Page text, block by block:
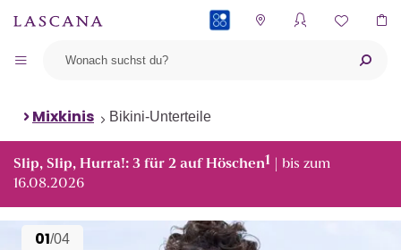
Mixkinis Bikini-Unterteile
Slip, Slip, Hurra!: 3 für 2 auf Höschen1 | bis zum
16.08.2026
01/04